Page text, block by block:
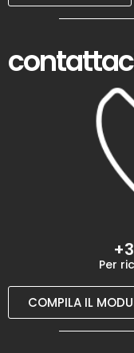
Per
COMPILA IL